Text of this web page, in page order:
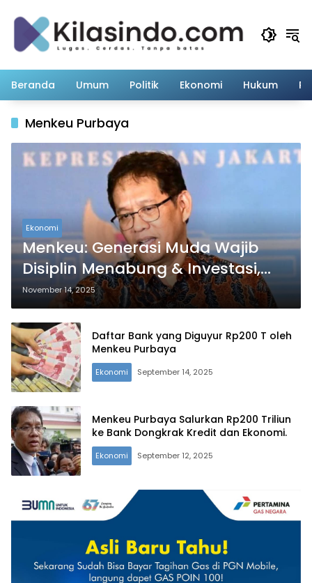
Beranda Umum Politik Ekonomi Hukum
Menkeu Purbaya
Ekonomi
Menkeu: Generasi Muda Wajib
Disiplin Menabung & Investasi,
Hindari FOMO!
November 14, 2025
Daftar Bank yang Diguyur Rp200 T oleh
Menkeu Purbaya
Ekonomi September 14, 2025
Menkeu Purbaya Salurkan Rp200 Triliun
ke Bank Dongkrak Kredit dan Ekonomi.
Ekonomi September 12, 2025